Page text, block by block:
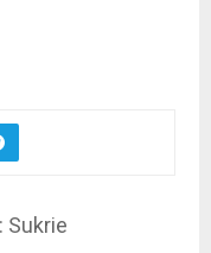
Sukrie